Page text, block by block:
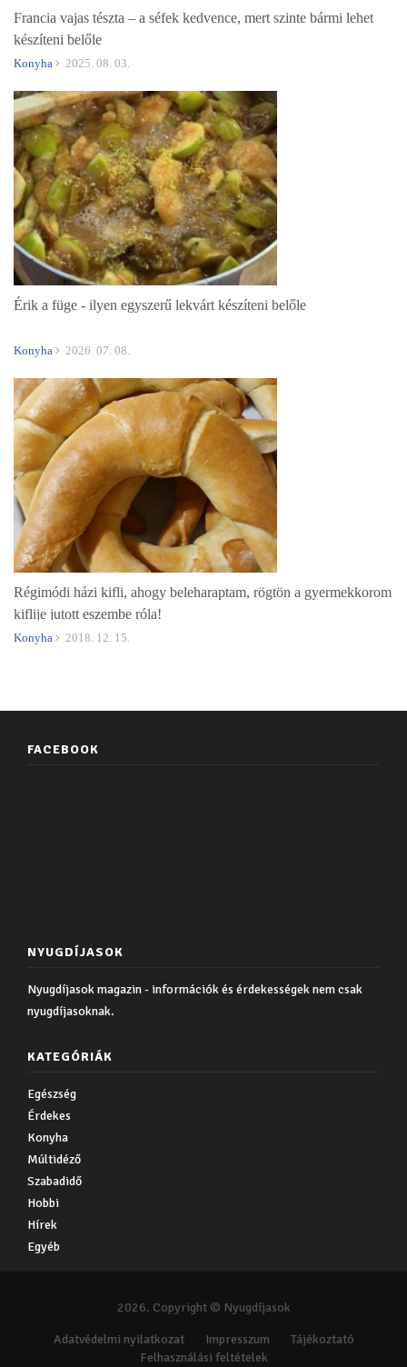
Francia vajas tészta – a séfek kedvence, mert szinte bármi lehet
készíteni belőle
Konyha 2025. 08. 03.
Érik a füge - ilyen egyszerű lekvárt készíteni belőle
Konyha 2026. 07. 08.
Régimódi házi kifli, ahogy beleharaptam, rögtön a gyermekkorom
kiflije jutott eszembe róla!
Konyha 2018. 12. 15.
FACEBOOK
NYUGDÍJASOK
Nyugdíjasok magazin - információk és érdekességek nem csak
nyugdíjasoknak.
KATEGÓRIÁK
Egészség
Érdekes
Konyha
Múltidéző
Szabadidő
Hobbi
Hírek
Egyéb
2026. Copyright © Nyugdíjasok
Adatvédelmi nyilatkozat Impresszum
Tájékoztató
Felhasználási feltételek